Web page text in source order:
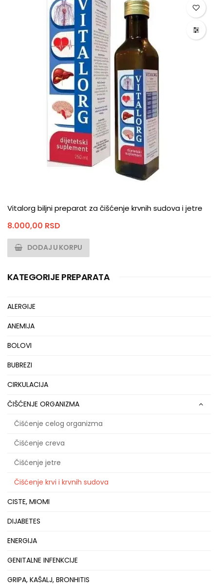
Vitalorg biljni preparat za čišćenje krvnih sudova i jetre
8.000,00 RSD
DODAJ U KORPU
KATEGORIJE PREPARATA
ALERGIJE
ANEMIJA
BOLOVI
BUBREZI
CIRKULACIJA
ČIŠĆENJE ORGANIZMA
Čišćenje celog organizma
Čišćenje creva
Čišćenje jetre
Čišćenje krvi i krvnih sudova
CISTE, MIOMI
DIJABETES
ENERGIJA
GENITALNE INFENKCIJE
GRIPA, KAŠALJ, BRONHITIS